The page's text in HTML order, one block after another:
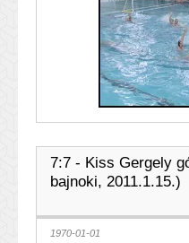
7:7 - Kiss Gergely
bajnoki, 2011.1.15.)
1970-01-01